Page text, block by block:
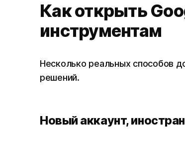
Как открыть
инструментам
Несколько реальных способов
решений.
Новый аккаунт,